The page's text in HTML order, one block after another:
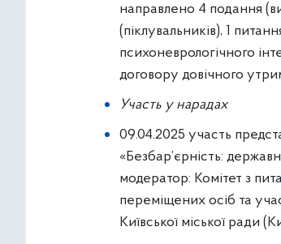
направлено 4 подання
(піклувальників), 1
психоневрологічного
договору довічного
Участь у нарадах
09.04.2025 участь
«Безбар’єрність:
модератор: Комітет з
переміщених осіб та
Київської міської ради